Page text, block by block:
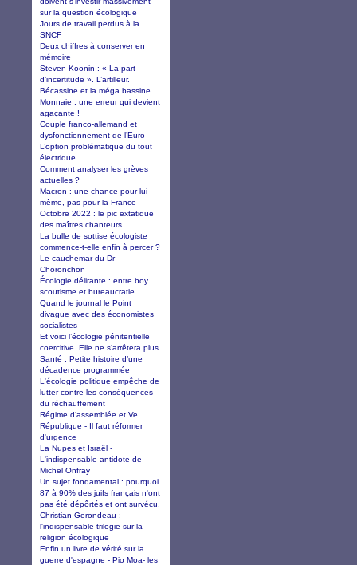
sur la question écologique
Jours de travail perdus à la
SNCF
Deux chiffres à conserver en
mémoire
Steven Koonin : « La part
d’incertitude ». L’artilleur.
Bécassine et la méga bassine.
Monnaie : une erreur qui devient
agaçante !
Couple franco-allemand et
dysfonctionnement de l’Euro
L’option problématique du tout
électrique
Comment analyser les grèves
actuelles ?
Macron : une chance pour lui-
même, pas pour la France
Octobre 2022 : le pic extatique
des maîtres chanteurs
La bulle de sottise écologiste
commence-t-elle enfin à percer ?
Le cauchemar du Dr
Choronchon
Écologie délirante : entre boy
scoutisme et bureaucratie
Quand le journal le Point
divague avec des économistes
socialistes
Et voici l’écologie pénitentielle
coercitive. Elle ne s’arrêtera plus
Santé : Petite histoire d’une
décadence programmée
L'écologie politique empêche de
lutter contre les conséquences
du réchauffement
Régime d’assemblée et Ve
République - Il faut réformer
d'urgence
La Nupes et Israël -
L'indispensable antidote de
Michel Onfray
Un sujet fondamental : pourquoi
87 à 90% des juifs français n'ont
pas été dépôrtés et ont survécu.
Christian Gerondeau :
l'indispensable trilogie sur la
religion écologique
Enfin un livre de vérité sur la
guerre d'espagne - Pio Moa- les